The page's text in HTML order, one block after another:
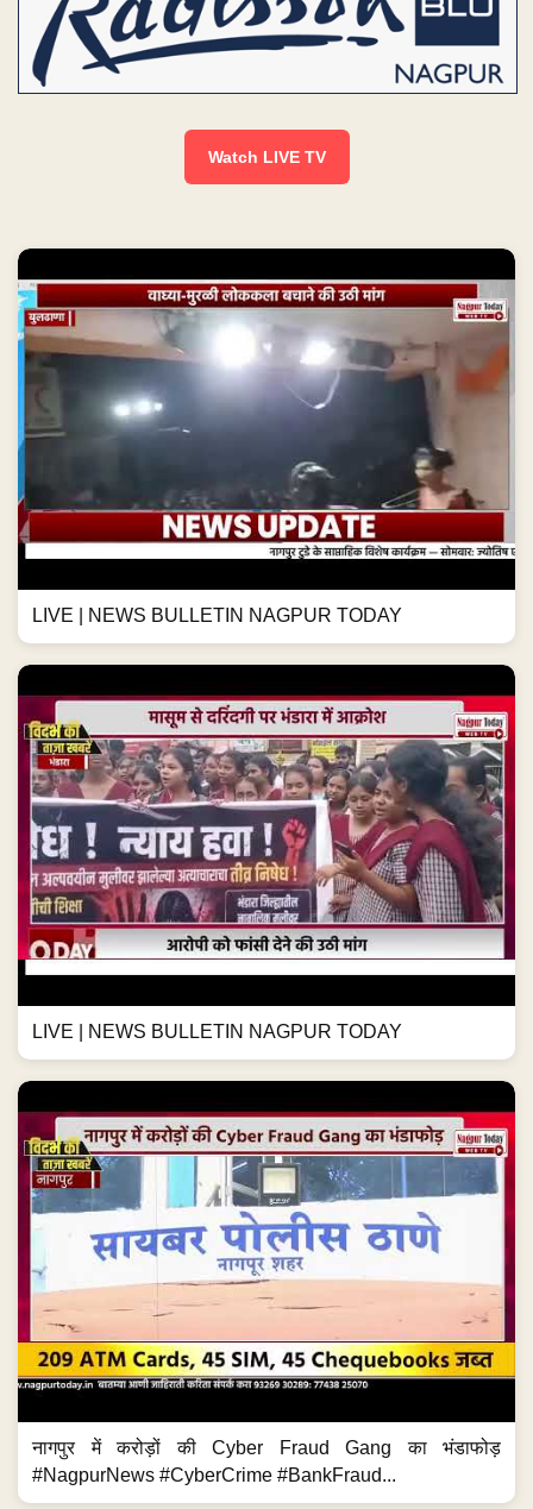
Watch LIVE TV
LIVE | NEWS BULLETIN NAGPUR TODAY
LIVE | NEWS BULLETIN NAGPUR TODAY
नागपुर में करोड़ों की Cyber Fraud Gang का भंडाफोड़
#NagpurNews #CyberCrime #BankFraud...